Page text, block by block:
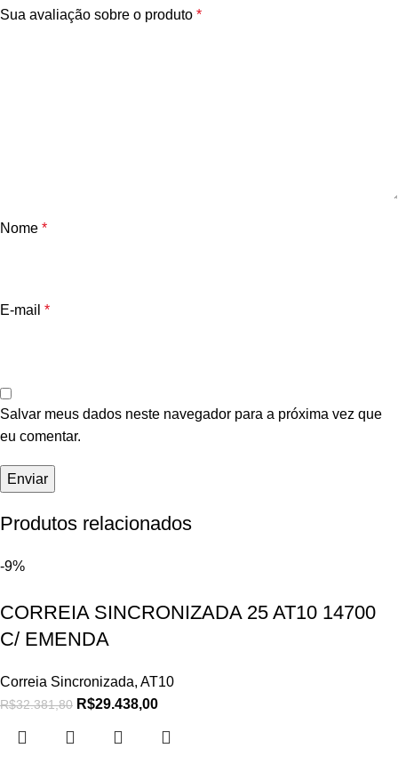
Sua avaliação sobre o produto *
Nome *
E-mail *
Salvar meus dados neste navegador para a próxima vez que
eu comentar.
Produtos relacionados
-9%
CORREIA SINCRONIZADA 25 AT10 14700
C/ EMENDA
Correia Sincronizada, AT10
R$32.381,80 R$29.438,00